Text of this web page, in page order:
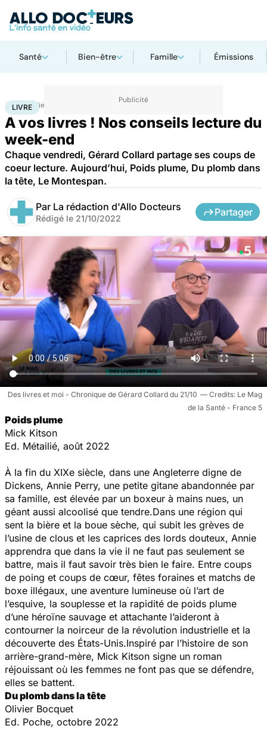
Santé Bien-être Famille Émissions
Accueil Bien-être
LIVRE
A vos livres ! Nos conseils lecture du
week-end
Chaque vendredi, Gérard Collard partage ses coups de
coeur lecture. Aujourd’hui, Poids plume, Du plomb dans
la tête, Le Montespan.
Par La rédaction d'Allo Docteurs
Rédigé le 21/10/2022
Partager
Des livres et moi - Chronique de Gérard Collard du 21/10
Le Mag
de la Santé - France 5
Poids plume
Mick Kitson
Ed. Métailié, août 2022
À la fin du XIXe siècle, dans une Angleterre digne de
Dickens, Annie Perry, une petite gitane abandonnée par
sa famille, est élevée par un boxeur à mains nues, un
géant aussi alcoolisé que tendre.Dans une région qui
sent la bière et la boue sèche, qui subit les grèves de
l’usine de clous et les caprices des lords douteux, Annie
apprendra que dans la vie il ne faut pas seulement se
battre, mais il faut savoir très bien le faire. Entre coups
de poing et coups de cœur, fêtes foraines et matchs de
boxe illégaux, une aventure lumineuse où l’art de
l’esquive, la souplesse et la rapidité de poids plume
d’une héroïne sauvage et attachante l’aideront à
contourner la noirceur de la révolution industrielle et la
découverte des États-Unis.Inspiré par l’histoire de son
arrière-grand-mère, Mick Kitson signe un roman
réjouissant où les femmes ne font pas que se défendre,
elles se battent.
Du plomb dans la tête
Olivier Bocquet
Ed. Poche, octobre 2022